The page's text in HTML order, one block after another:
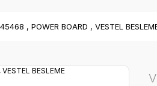
, POWER BOARD , VESTEL